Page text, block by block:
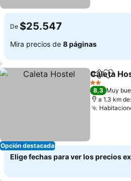
De $25.547
Mira precios de 8 páginas
Opción destacada
Compartir
Caleta
2 Estrellas
8,3 Muy
a 1.3 km
Elige fechas para ver los precios